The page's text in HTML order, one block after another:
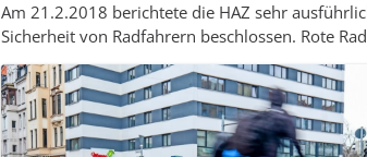
Am 21.2.2018 berichtete die HAZ sehr
Sicherheit von Radfahrern beschlossen. Rote